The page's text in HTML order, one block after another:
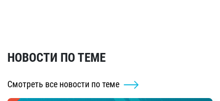
НОВОСТИ ПО ТЕМЕ
Смотреть все новости по теме